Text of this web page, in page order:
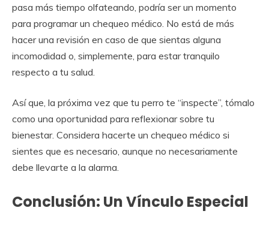
pasa más tiempo olfateando, podría ser un momento
para programar un chequeo médico. No está de más
hacer una revisión en caso de que sientas alguna
incomodidad o, simplemente, para estar tranquilo
respecto a tu salud.
Así que, la próxima vez que tu perro te “inspecte”, tómalo
como una oportunidad para reflexionar sobre tu
bienestar. Considera hacerte un chequeo médico si
sientes que es necesario, aunque no necesariamente
debe llevarte a la alarma.
Conclusión: Un Vínculo Especial